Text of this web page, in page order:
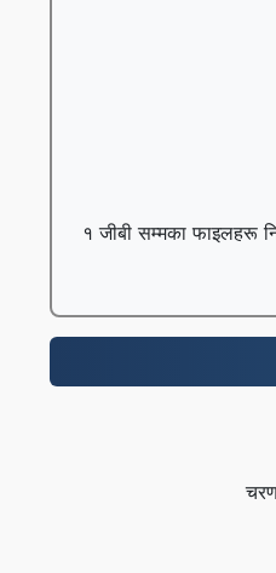
१ जीबी सम्मका फाइलहरू